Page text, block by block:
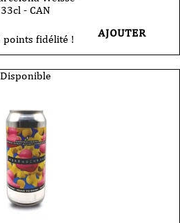
33cl - CAN
points fidélité ! AJOUTER
Disponible